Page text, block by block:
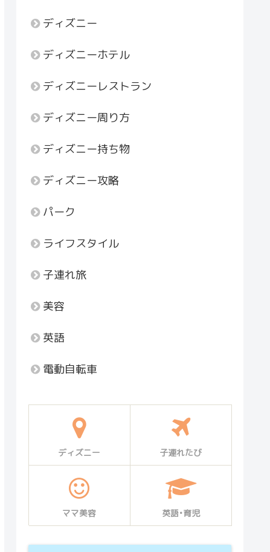
ディズニー
ディズニーホテル
ディズニーレストラン
ディズニー周り方
ディズニー持ち物
ディズニー攻略
パーク
ライフスタイル
子連れ旅
美容
英語
電動自転車
ディズニー 子連れたび
ママ美容 英語•育児